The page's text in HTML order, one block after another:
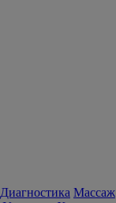
Диагностика Массаж